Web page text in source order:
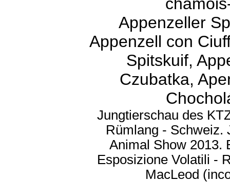
Appenzeller
Appenzell con
Spitskuif,
Czubatka,
Jungtierschau des
Rümlang - Schweiz.
Animal Show 2013.
Esposizione Volatili -
MacLeod